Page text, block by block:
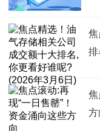
焦
排
焦
方